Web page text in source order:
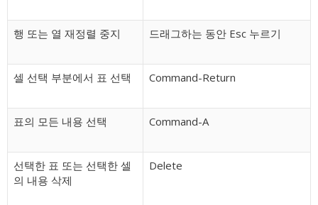
행 또는 열 재정렬 중지 드래그하는 동안 Esc 누르기
셀 선택 부분에서 표 선택 Command-Return
표의 모든 내용 선택 Command-A
선택한 표 또는 선택한 셀
의 내용 삭제
Delete